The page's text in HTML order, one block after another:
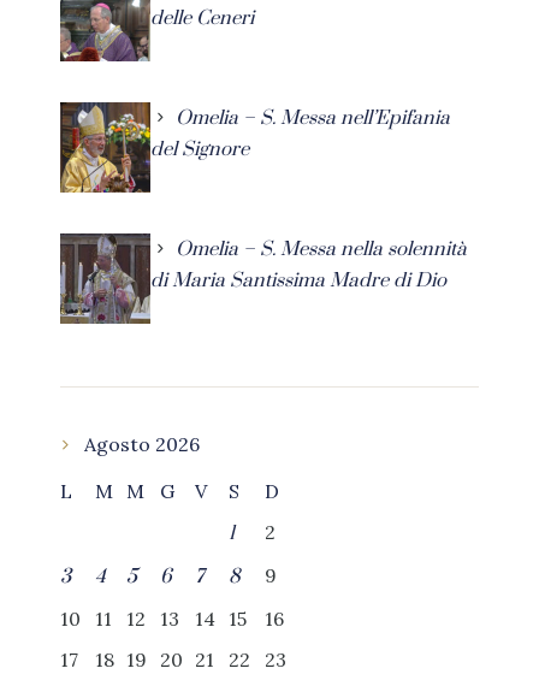
delle Ceneri
Omelia – S. Messa nell’Epifania
del Signore
Omelia – S. Messa nella solennità
di Maria Santissima Madre di Dio
Agosto 2026
L
M M G V S
D
1
2
3
4 5 6 7 8
9
10
11 12 13 14 15
16
17
18 19 20 21 22
23